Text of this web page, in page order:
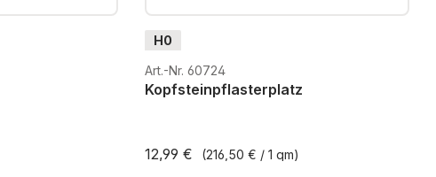
H0
Art.-Nr. 60724
Kopfsteinpflasterplatz
12,99 € (216,50 € / 1 qm)